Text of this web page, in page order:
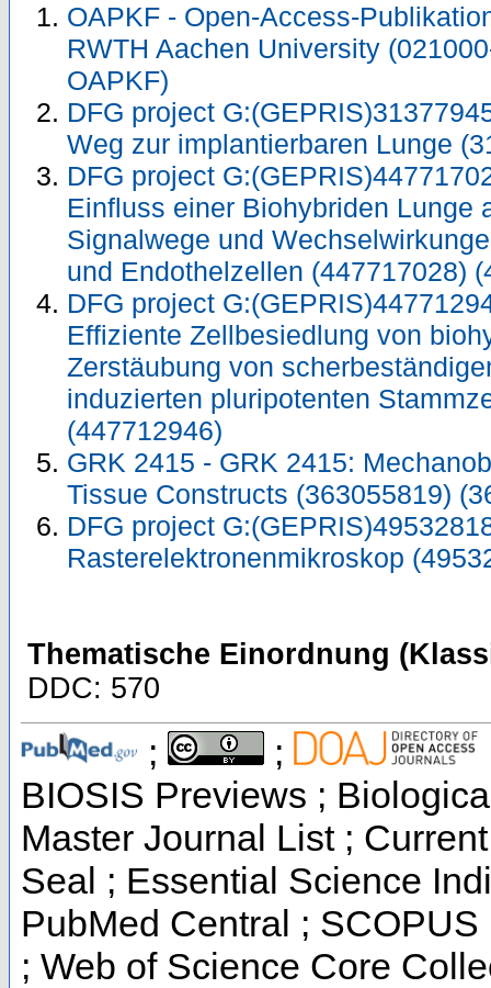
OAPKF - Open-Access-
RWTH Aachen University
OAPKF)
DFG project
Weg zur implantierbaren Lunge
DFG project
Einfluss einer Biohybriden Lunge
Signalwege und
und Endothelzellen (447717028)
DFG project
Effiziente Zellbesiedlung von
Zerstäubung von
induzierten pluripotenten
(447712946)
GRK 2415 - GRK 2415:
Tissue Constructs (363055819)
DFG project
Rasterelektronenmikroskop
Thematische Einordnung
DDC: 570
; ;
BIOSIS Previews ;
Master Journal List ;
Seal ; Essential Science
PubMed Central ;
; Web of Science Core